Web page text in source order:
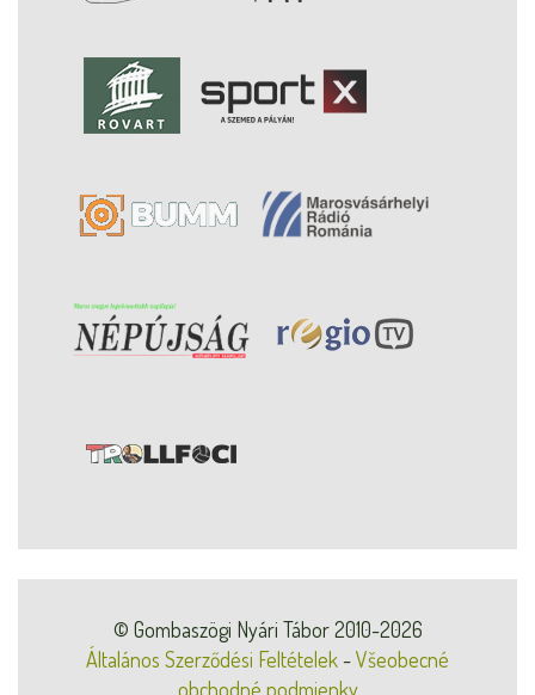
© Gombaszögi Nyári Tábor 2010-2026
Általános Szerződési Feltételek -Všeobecné
obchodné podmienky